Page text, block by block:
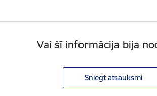
Vai šī informācija bija
Sniegt atsauksmi